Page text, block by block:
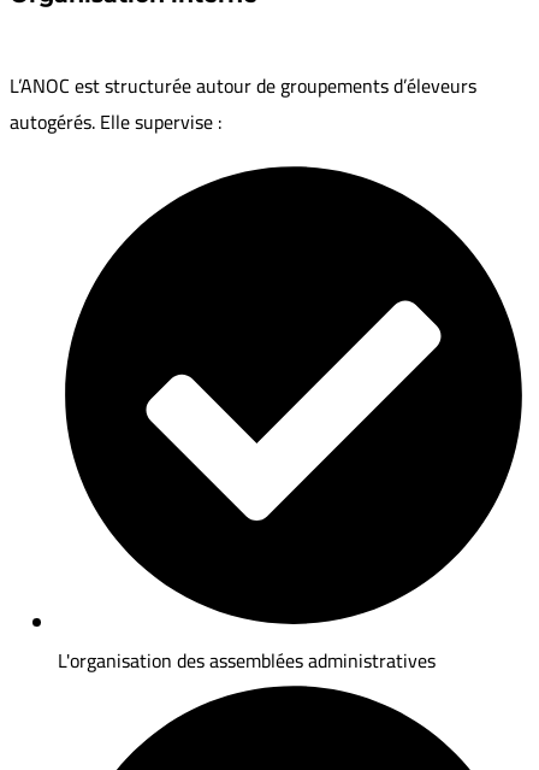
L’ANOC est structurée autour de groupements d’éleveurs
autogérés. Elle supervise :
L'organisation des assemblées administratives